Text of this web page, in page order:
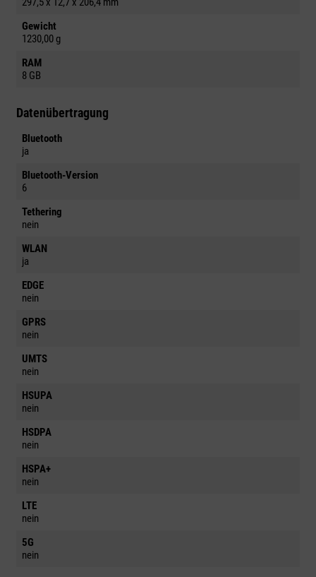
Gewicht
1230,00 g
RAM
8 GB
Datenübertragung
Bluetooth
ja
Bluetooth-Version
6
Tethering
nein
WLAN
ja
EDGE
nein
GPRS
nein
UMTS
nein
HSUPA
nein
HSDPA
nein
HSPA+
nein
LTE
nein
5G
nein